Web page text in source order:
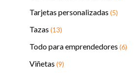
Tarjetas personalizadas (5)
Tazas (13)
Todo para emprendedores (6)
Viñetas (9)